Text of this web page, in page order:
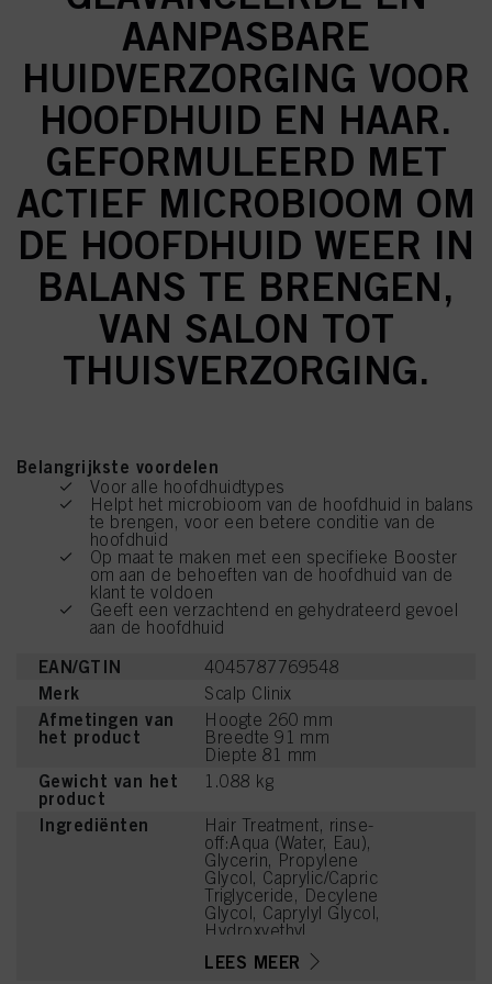
AANPASBARE
HUIDVERZORGING VOOR
HOOFDHUID EN HAAR.
GEFORMULEERD MET
ACTIEF MICROBIOOM OM
DE HOOFDHUID WEER IN
BALANS TE BRENGEN,
VAN SALON TOT
THUISVERZORGING.
Belangrijkste voordelen
Voor alle hoofdhuidtypes
Helpt het microbioom van de hoofdhuid in balans
te brengen, voor een betere conditie van de
hoofdhuid
Op maat te maken met een specifieke Booster
om aan de behoeften van de hoofdhuid van de
klant te voldoen
Geeft een verzachtend en gehydrateerd gevoel
aan de hoofdhuid
EAN/GTIN 4045787769548
Merk Scalp Clinix
Afmetingen van
het product
Hoogte 260 mm
Breedte 91 mm
Diepte 81 mm
Gewicht van het
product
1.088 kg
Ingrediënten
Hair Treatment, rinse-
off:Aqua (Water, Eau),
Glycerin, Propylene
Glycol, Caprylic/Capric
Triglyceride, Decylene
Glycol, Caprylyl Glycol,
Hydroxyethyl
Acryloyldimethyl Taurate
LEES MEER